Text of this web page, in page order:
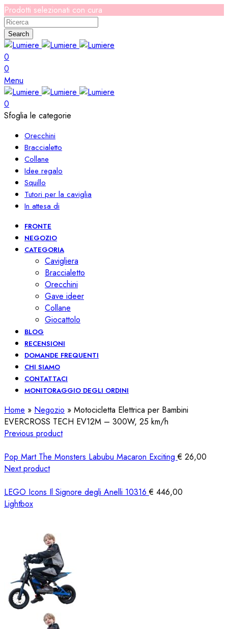
Prodotti selezionati con cura
Search
0
0
Menu
0
Sfoglia le categorie
Orecchini
Braccialetto
Collane
Idee regalo
Squillo
Tutori per la caviglia
In attesa di
FRONTE
NEGOZIO
CATEGORIA
Cavigliera
Braccialetto
Orecchini
Gave ideer
Collane
Giocattolo
BLOG
RECENSIONI
DOMANDE FREQUENTI
CHI SIAMO
CONTATTACI
MONITORAGGIO DEGLI ORDINI
Home » Negozio » Motocicletta Elettrica per Bambini
EVERCROSS TECH EV12M – 300W, 25 km/h
Previous product
Pop Mart The Monsters Labubu Macaron Exciting€ 26,00
Next product
LEGO Icons Il Signore degli Anelli 10316€ 446,00
Lightbox